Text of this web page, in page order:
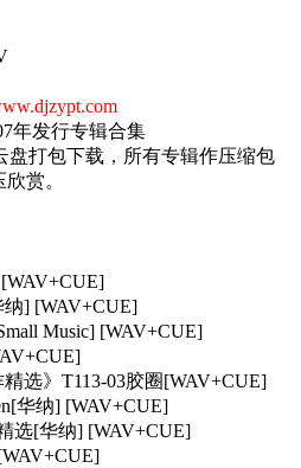
年发行专辑合集
盘打包下载，所有专辑作压缩包
赏。
] [WAV+CUE]
Music] [WAV+CUE]
选》T113-03胶圈[WAV+CUE]
华纳] [WAV+CUE]
选[华纳] [WAV+CUE]